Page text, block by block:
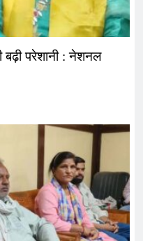
परेशानी : नेशनल